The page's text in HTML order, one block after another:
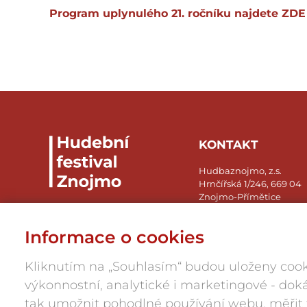
Program uplynulého 21. ročníku najdete ZDE
KONTAKT
Hudbaznojmo, z.s.
Hrnčířská 1/246, 669 04
Znojmo-Přímětice
press@hudbaznojmo.cz
Informace o cookies
Kliknutím na „Souhlasím“ budou uloženy
výkonnostní, analytické i marketingové -
tak umožnit pohodlné používání webu, měřit